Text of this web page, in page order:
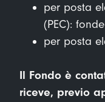
per posta
(PEC):
per posta
Il Fondo è
riceve, previo